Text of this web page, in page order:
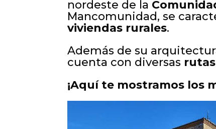
nordeste de la
Mancomunidad, se
viviendas rurales.
Además de su
cuenta con diversas rutas
¡Aquí te mostramos los